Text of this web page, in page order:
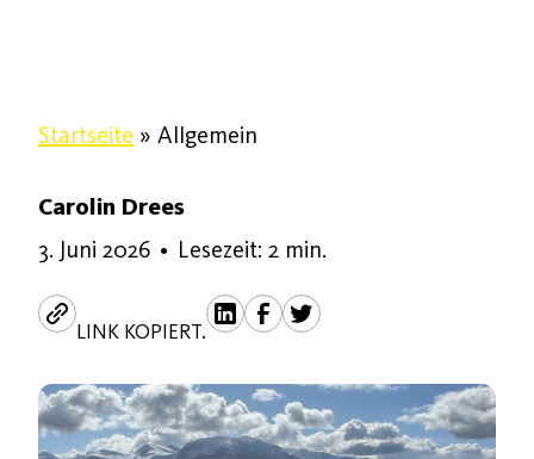
Startseite » Allgemein
Carolin Drees
3. Juni 20263. Juni 2026
• Lesezeit: 2 min.
LINK KOPIERT.